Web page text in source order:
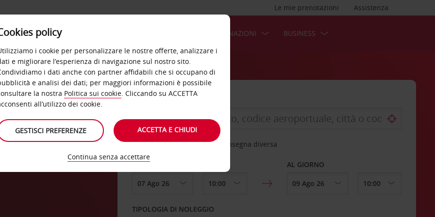
Assistenza
Le mie prenotazioni
OFFERTE DESTINAZIONI BUSINESS
Scegli una località di riconsegna diversa
DAL GIORNO AL GIORNO
TIPOLOGIA DI NOLEGGIO
policy
i cookie per personalizzare le nostre offerte, analizzare i
e migliorare l’esperienza di navigazione sul nostro sito.
i dati anche con partner affidabili che si occupano di
e analisi dei dati; per maggiori informazioni è possibile
la nostra Politica sui cookie. Cliccando su ACCETTA
all’utilizzo dei cookie.
GESTISCI PREFERENZE ACCETTA E CHIUDI
Continua senza accettare